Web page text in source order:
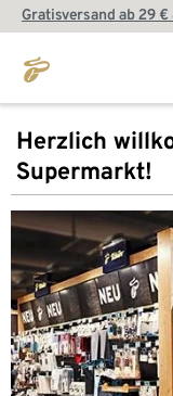
Gratisversand ab 29
Herzlich
Supermarkt!